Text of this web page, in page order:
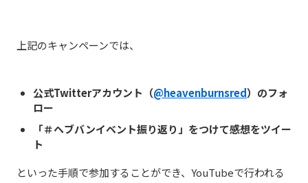
上記のキャンペーンでは、
公式Twitterアカウント（@heavenburnsred）のフォ
ロー
「＃ヘブバンイベント振り返り」をつけて感想をツイー
ト
といった手順で参加することができ、YouTubeで行われる